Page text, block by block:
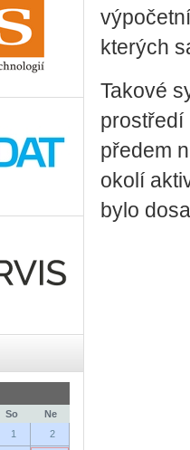
So
Ne
1
2
kterých
Takové
prostředí
předem
okolí
bylo